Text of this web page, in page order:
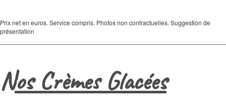
Prix net en euros. Service compris. Photos non contractuelles. Suggestion de
présentation
Nos Crèmes Glacées